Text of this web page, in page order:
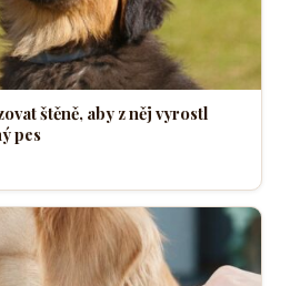
štěně, aby z něj vyrostl
pes